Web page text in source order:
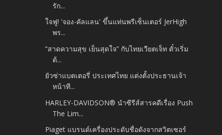
รัก...
ใจฟู! 'จอง-คัลแลน' ขึ้นแท่นพรีเซ็นเตอร์ JerHigh
พร...
“สาดความสุข เย็นสุดใจ” กับไทยเวียตเจ็ท ตั๋วเริ่ม
ต้...
ยัวซ่าแบตเตอรี่ ประเทศไทย แต่งตั้งประธานเจ้า
หน้าที...
HARLEY-DAVIDSON® นำซีรีส์สารคดีเรื่อง Push
The Lim...
Piaget แบรนด์เครื่องประดับชื่อดังจากสวิตเซอร์